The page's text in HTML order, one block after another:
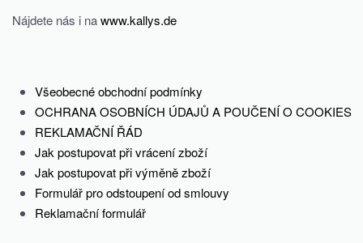
FORCE, Pánské
sportovní
tričko, bílé
24.00€
12.00€Select options
GRAVITY,
sportovní
kraťasy,
purpurové
Nájdete nás i nawww.kallys.de
Všeobecné obchodní podmínky
OCHRANA OSOBNÍCH ÚDAJŮ A POUČENÍ O COOKIES
REKLAMAČNÍ ŘÁD
Jak postupovat při vrácení zboží
Jak postupovat při výměně zboží
Formulář pro odstoupení od smlouvy
Reklamační formulář